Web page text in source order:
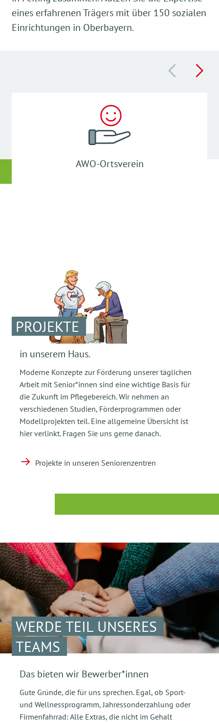
eines erfahrenen Trägers mit über 150 sozialen
Einrichtungen in Oberbayern.
AWO-Ortsverein
PROJEKTE
in unserem Haus.
Moderne Konzepte zur Förderung unserer täglichen
Arbeit mit Senior*innen sind eine wichtige Basis für
die Zukunft im Pflegebereich. Wir nehmen an
verschiedenen Studien, Förderprogrammen oder
Modellprojekten teil. Eine allgemeine Übersicht ist
hier verlinkt. Fragen Sie uns gerne danach.
Projekte in unseren Seniorenzentren
WERDE TEIL UNSERES
TEAMS
Das bieten wir Bewerber*innen
Gute Gründe, die für uns sprechen. Egal, ob Sport-
und Wellnessprogramm, Jahressonderzahlung oder
Firmenfahrrad: Alle Extras, die nicht im Gehalt